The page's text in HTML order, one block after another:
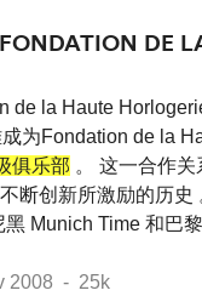
DE
de la Haute
为Fondation de la
俱乐部 。 这一合作
断创新所激励的历
Munich Time 和巴
2008 - 25k